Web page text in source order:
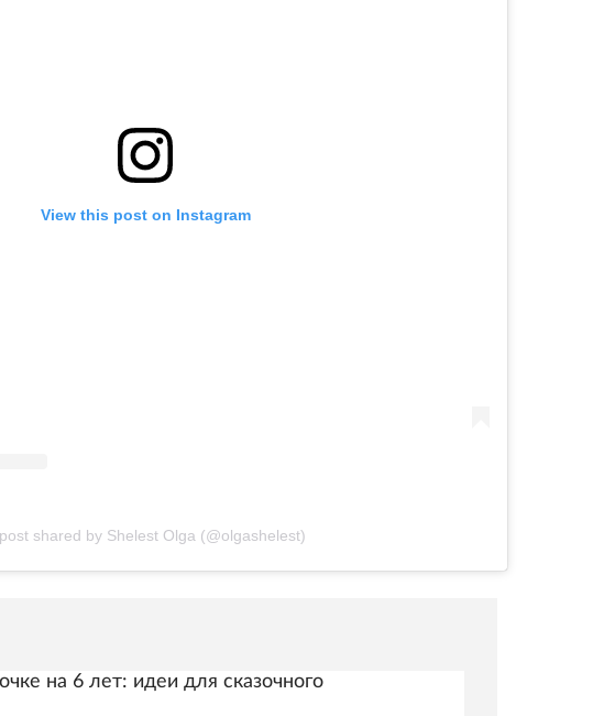
View this post on Instagram
shared by Shelest Olga (@olgashelest)
на 6 лет: идеи для сказочного